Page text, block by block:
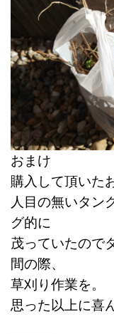
おまけ
購入して頂いた
人目の無いタン
グ的に
茂っていたので
間の際、
草刈り作業を。
思った以上に喜